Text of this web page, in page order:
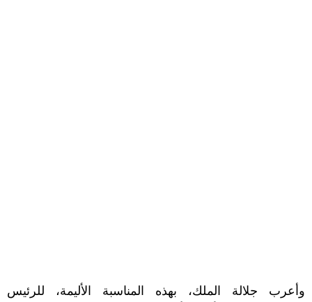
وأعرب جلالة الملك، بهذه المناسبة الأليمة، للرئيس